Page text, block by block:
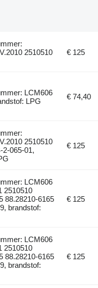
2510510
€ 125
LCM606
LPG
€ 74,40
2510510
2-065-01,
€ 125
LCM606
2510510
88.28210-6165
brandstof:
€ 125
LCM606
2510510
88.28210-6165
brandstof:
€ 125